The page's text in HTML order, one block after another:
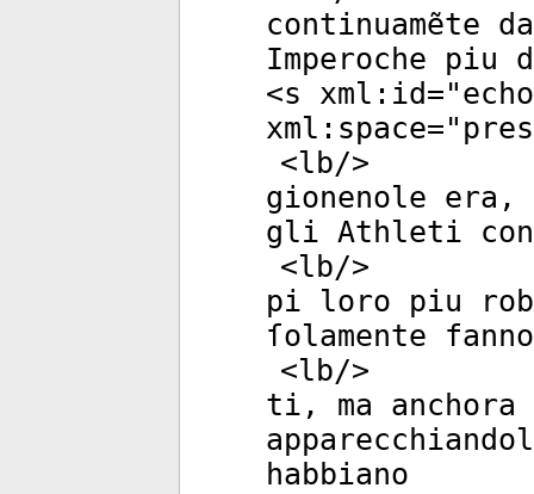
continuamẽte
Imperoche piu
<s xml:id="
xml:space="
<lb/>
gionenole era,
gli Athleti
<lb/>
pi loro piu
ſolamente
<lb/>
ti, ma
habbiano